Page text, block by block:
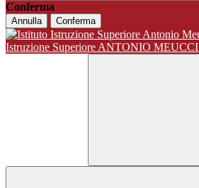
Conferma
Annulla Conferma
Istruzione Superiore ANTONIO MEUCCI